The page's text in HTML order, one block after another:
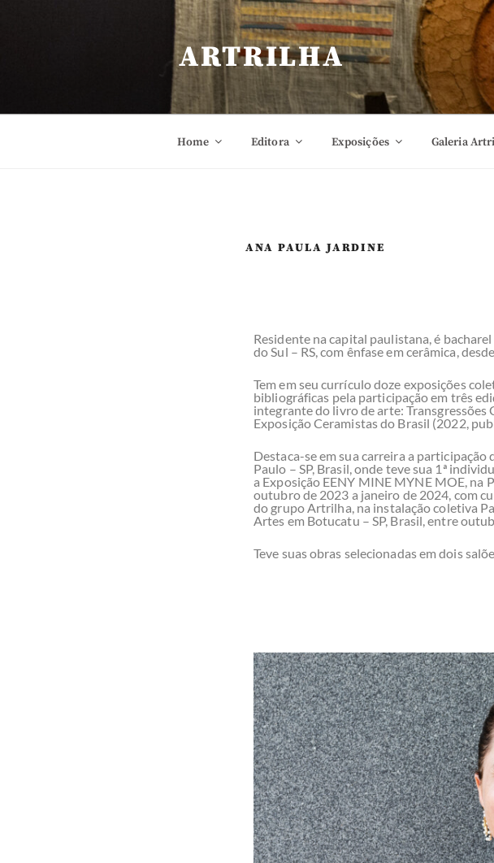
ARTRILHA
Home Editora Exposições Galeria
ANA PAULA JARDINE
Residente na capital paulistana, é
do Sul – RS, com ênfase em cerâmica,
Tem em seu currículo doze exposições
bibliográficas pela participação em três
integrante do livro de arte: Transgressões
Exposição Ceramistas do Brasil (2022,
Destaca-se em sua carreira a participação
Paulo – SP, Brasil, onde teve sua 1ª
a Exposição EENY MINE MYNE MOE, na
outubro de 2023 a janeiro de 2024, com
do grupo Artrilha, na instalação coletiva
Artes em Botucatu – SP, Brasil, entre
Teve suas obras selecionadas em dois